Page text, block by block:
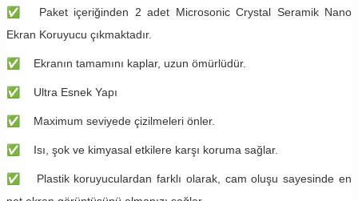
✅ Paket içeriğinden 2 adet Microsonic Crystal Seramik Nano
Ekran Koruyucu çıkmaktadır.
✅ Ekranın tamamını kaplar, uzun ömürlüdür.
✅ Ultra Esnek Yapı
✅ Maximum seviyede çizilmeleri önler.
✅ Isı, şok ve kimyasal etkilere karşı koruma sağlar.
✅ Plastik koruyuculardan farklı olarak, cam oluşu sayesinde en